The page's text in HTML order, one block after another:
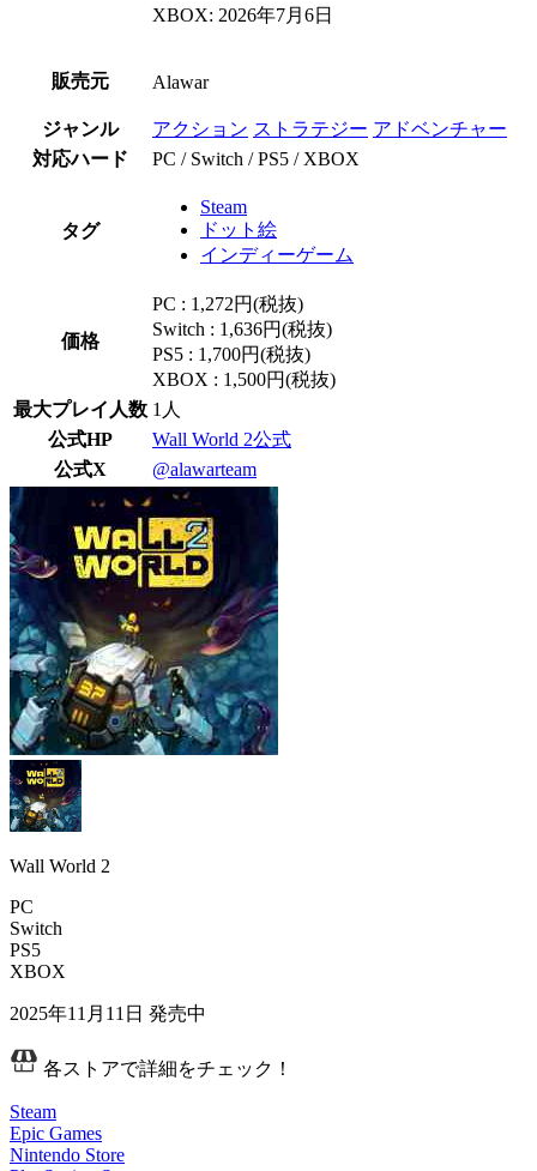
XBOX: 2026年7月6日
販売元 Alawar
ジャンル アクション ストラテジー アドベンチャー
対応ハード
PC / Switch / PS5 / XBOX
タグ
Steam
ドット絵
インディーゲーム
価格
PC : 1,272円(税抜)
Switch : 1,636円(税抜)
PS5 : 1,700円(税抜)
XBOX : 1,500円(税抜)
最大プレイ人数 1人
公式HP
Wall World 2公式
公式X
@alawarteam
Wall World 2
PC
Switch
PS5
XBOX
2025年11月11日 発売中
各ストアで詳細をチェック！
Steam
Epic Games
Nintendo Store